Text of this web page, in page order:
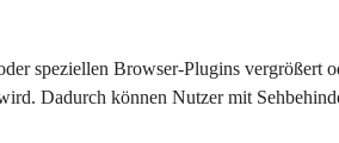
speziellen Browser-Plugins vergrößert
Dadurch können Nutzer mit